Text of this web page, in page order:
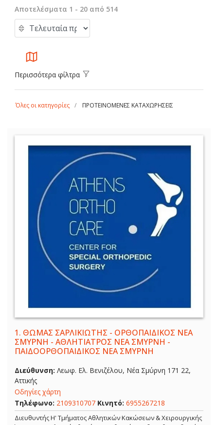
Αποτελέσματα 1 - 20 από 514
Περισσότερα φίλτρα
Όλες οι κατηγορίες ΠΡΟΤΕΙΝΟΜΕΝΕΣ ΚΑΤΑΧΩΡΗΣΕΙΣ
1. ΘΩΜΑΣ ΣΑΡΛΙΚΙΩΤΗΣ - ΟΡΘΟΠΑΙΔΙΚΟΣ ΝΕΑ
ΣΜΥΡΝΗ - ΑΘΛΗΤΙΑΤΡΟΣ ΝΕΑ ΣΜΥΡΝΗ -
ΠΑΙΔΟΟΡΘΟΠΑΙΔΙΚΟΣ ΝΕΑ ΣΜΥΡΝΗ
Διεύθυνση: Λεωφ. Ελ. Βενιζέλου, Νέα Σμύρνη 171 22,
Αττικής
Οδηγίες χάρτη
Τηλέφωνο: 2109310707 Κινητό: 6955267218
Διευθυντής Η' Τμήματος Αθλητικών Κακώσεων & Χειρουργικής